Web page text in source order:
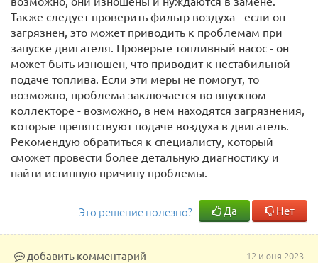
Также следует проверить фильтр воздуха - если он
загрязнен, это может приводить к проблемам при
запуске двигателя. Проверьте топливный насос - он
может быть изношен, что приводит к нестабильной
подаче топлива. Если эти меры не помогут, то
возможно, проблема заключается во впускном
коллекторе - возможно, в нем находятся загрязнения,
которые препятствуют подаче воздуха в двигатель.
Рекомендую обратиться к специалисту, который
сможет провести более детальную диагностику и
найти истинную причину проблемы.
Это решение полезно? Да Нет
12 июня 2023
добавить комментарий